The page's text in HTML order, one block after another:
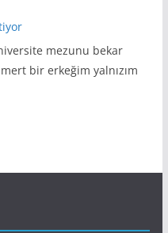
mezunu bekar
bir erkeğim yalnızım